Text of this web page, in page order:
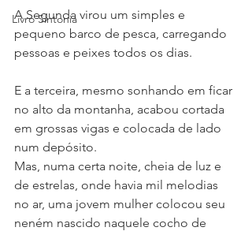
Livro Sintonia
A Segunda virou um simples e
pequeno barco de pesca, carregando
pessoas e peixes todos os dias.
E a terceira, mesmo sonhando em ficar
no alto da montanha, acabou cortada
em grossas vigas e colocada de lado
num depósito.
Mas, numa certa noite, cheia de luz e
de estrelas, onde havia mil melodias
no ar, uma jovem mulher colocou seu
neném nascido naquele cocho de